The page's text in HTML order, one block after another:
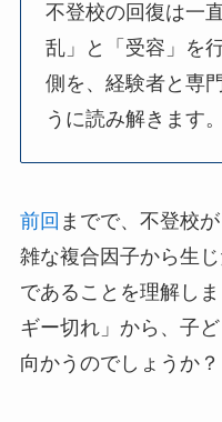
不登校の回復は一
乱」と「受容」を
側を、経験者と専
うに読み解きます。
前回 までで、不登校
雑な複合因子から生
であることを理解し
ギー切れ」から、子
向かうのでしょうか？